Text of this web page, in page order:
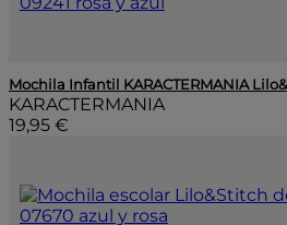
Mochila Infantil KARACTERMANIA
KARACTERMANIA
19,95 €